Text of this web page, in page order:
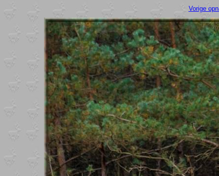
Vorige